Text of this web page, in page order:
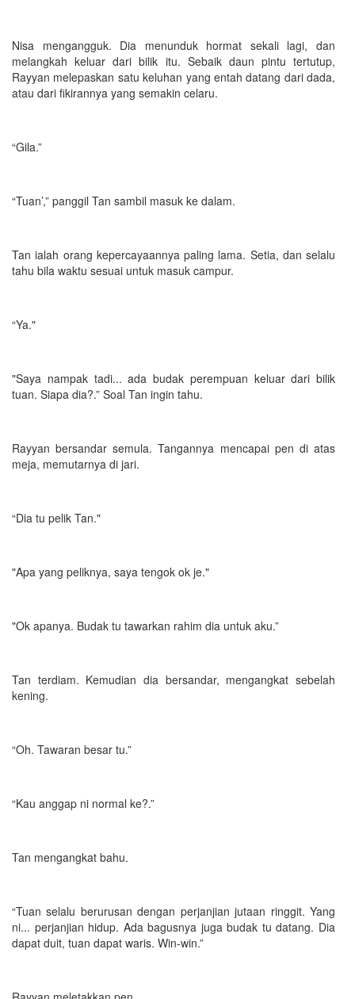
Nisa mengangguk. Dia menunduk hormat sekali lagi, dan
melangkah keluar dari bilik itu. Sebaik daun pintu tertutup,
Rayyan melepaskan satu keluhan yang entah datang dari dada,
atau dari fikirannya yang semakin celaru.
“Gila.”
“Tuan’,” panggil Tan sambil masuk ke dalam.
Tan ialah orang kepercayaannya paling lama. Setia, dan selalu
tahu bila waktu sesuai untuk masuk campur.
“Ya."
"Saya nampak tadi... ada budak perempuan keluar dari bilik
tuan. Siapa dia?.” Soal Tan ingin tahu.
Rayyan bersandar semula. Tangannya mencapai pen di atas
meja, memutarnya di jari.
“Dia tu pelik Tan."
"Apa yang peliknya, saya tengok ok je."
"Ok apanya. Budak tu tawarkan rahim dia untuk aku.”
Tan terdiam. Kemudian dia bersandar, mengangkat sebelah
kening.
“Oh. Tawaran besar tu.”
“Kau anggap ni normal ke?.”
Tan mengangkat bahu.
“Tuan selalu berurusan dengan perjanjian jutaan ringgit. Yang
ni... perjanjian hidup. Ada bagusnya juga budak tu datang. Dia
dapat duit, tuan dapat waris. Win-win.”